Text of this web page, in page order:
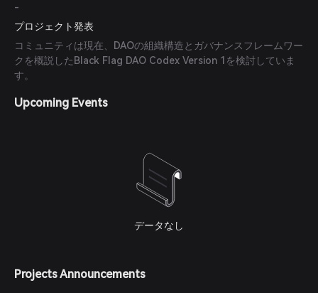
-
プロジェクト発表
コミュニティは現在、DAOの組織構造とガバナンスフレームワー
クを概説したBlack Flag DAO Codex Version 1を検討していま
す。
Upcoming Events
データなし
Projects Announcements